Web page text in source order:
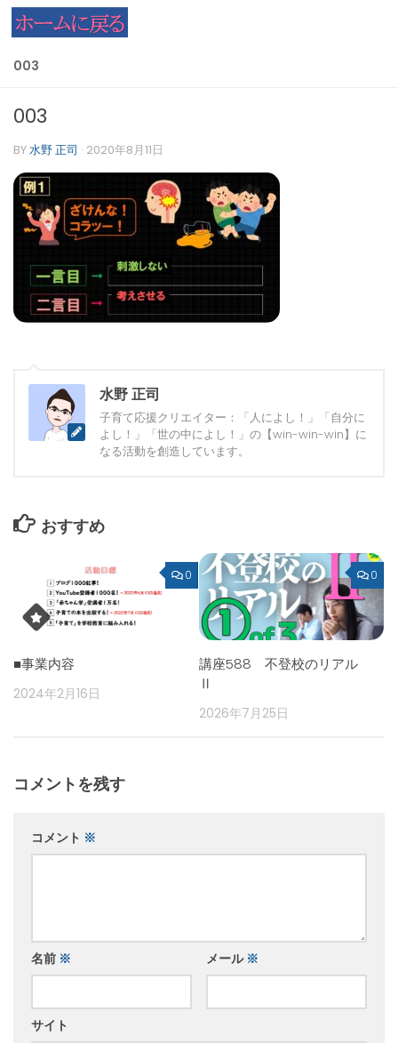
コンテンツへスキップ
003
003
BY水野 正司 · 2020年8月11日
水野 正司
子育て応援クリエイター：「人によし！」「自分に
よし！」「世の中によし！」の【win-win-win】に
なる活動を創造しています。
おすすめ
0
■事業内容
2024年2月16日
0
講座588 不登校のリアル
Ⅱ
2026年7月25日
コメントを残す
コメント ※
名前 ※ メール ※
サイト